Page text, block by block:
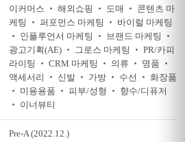
이커머스 ‧ 해외쇼핑 ‧ 도매 ‧ 콘텐츠 마
케팅 ‧ 퍼포먼스 마케팅 ‧ 바이럴 마케팅
‧ 인플루언서 마케팅 ‧ 브랜드 마케팅 ‧
광고기획(AE) ‧ 그로스 마케팅 ‧ PR/카피
라이팅 ‧ CRM 마케팅 ‧ 의류 ‧ 명품 ‧
액세서리 ‧ 신발 ‧ 가방 ‧ 수선 ‧ 화장품
‧ 미용용품 ‧ 피부/성형 ‧ 향수/디퓨저
‧ 이너뷰티
Pre-A (2022.12.)